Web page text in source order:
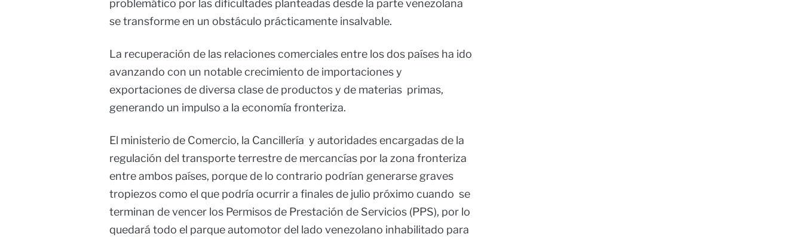
problemático por las dificultades planteadas desde la parte venezolana
se transforme en un obstáculo prácticamente insalvable.
La recuperación de las relaciones comerciales entre los dos países ha ido
avanzando con un notable crecimiento de importaciones y
exportaciones de diversa clase de productos y de materias primas,
generando un impulso a la economía fronteriza.
El ministerio de Comercio, la Cancillería y autoridades encargadas de la
regulación del transporte terrestre de mercancías por la zona fronteriza
entre ambos países, porque de lo contrario podrían generarse graves
tropiezos como el que podría ocurrir a finales de julio próximo cuando se
terminan de vencer los Permisos de Prestación de Servicios (PPS), por lo
quedará todo el parque automotor del lado venezolano inhabilitado para